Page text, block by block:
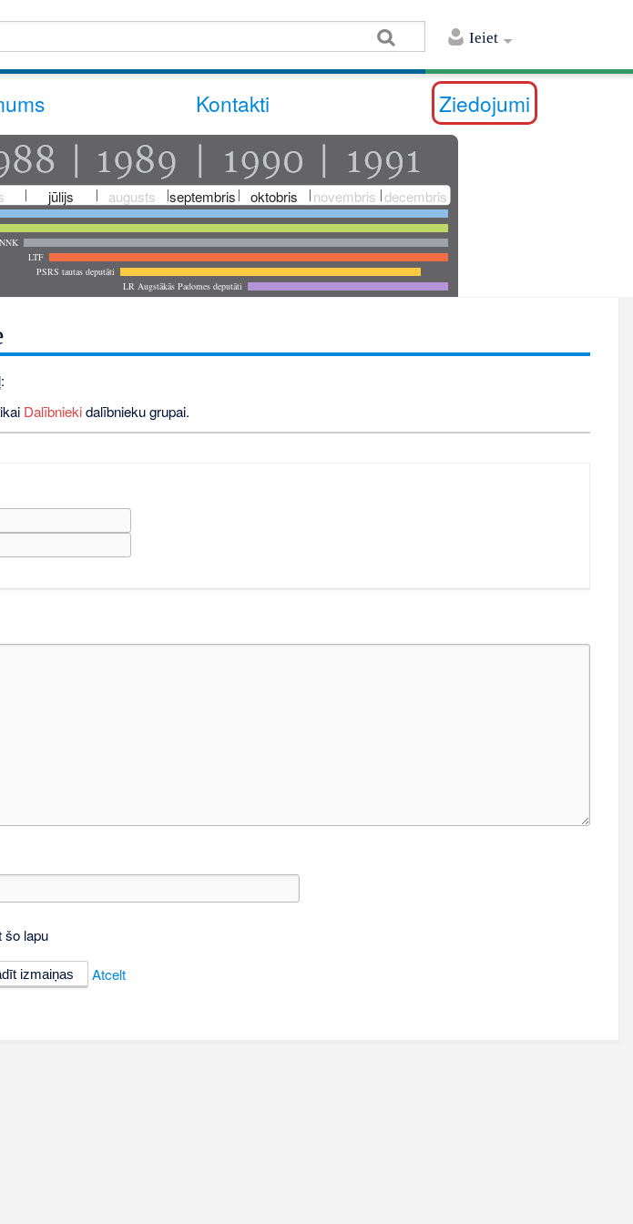
Ieiet
Kontakti Ziedojumi
jūlijs augusts septembris oktobris novembris decembris
LTF
PSRS tautas deputāti
LR Augstākās Padomes deputāti
Dalībniekidalībnieku grupai.
šo lapu
Atcelt